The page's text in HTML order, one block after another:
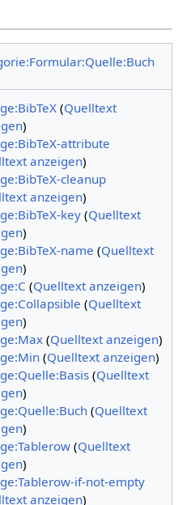
(Quelltext
)
attribute
anzeigen)
cleanup
anzeigen)
key(Quelltext
)
name (Quelltext
)
(Quelltext anzeigen)
(Quelltext
)
(Quelltext anzeigen)
(Quelltext anzeigen)
(Quelltext
)
(Quelltext
)
(Quelltext
)
if-not-empty
anzeigen)